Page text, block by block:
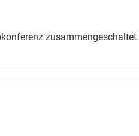
zusammengeschaltet.